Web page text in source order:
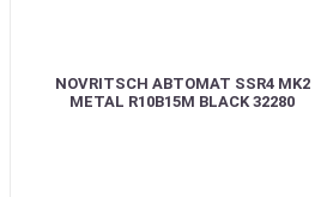
NOVRITSCH АВТОМАТ SSR4 MK2
METAL R10B15M BLACK 32280